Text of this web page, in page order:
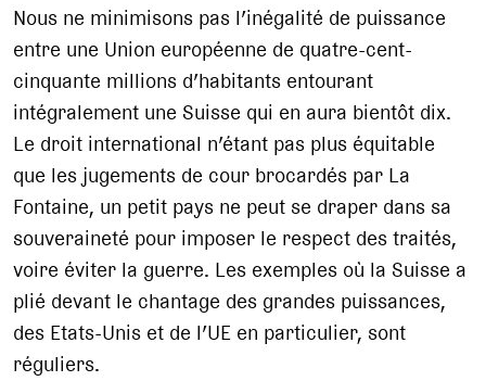
Nous ne minimisons pas l’inégalité de puissance
entre une Union européenne de quatre-cent-
cinquante millions d’habitants entourant
intégralement une Suisse qui en aura bientôt dix.
Le droit international n’étant pas plus équitable
que les jugements de cour brocardés par La
Fontaine, un petit pays ne peut se draper dans sa
souveraineté pour imposer le respect des traités,
voire éviter la guerre. Les exemples où la Suisse a
plié devant le chantage des grandes puissances,
des Etats-Unis et de l’UE en particulier, sont
réguliers.